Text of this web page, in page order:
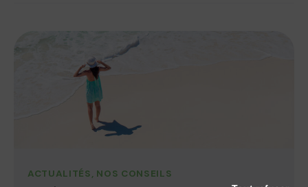
ACTUALITÉS, NOS CONSEILS